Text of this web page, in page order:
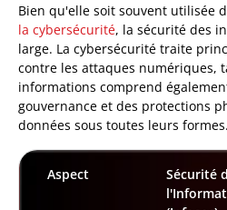
Bien qu'elle soit souvent utilisée
la cybersécurité, la sécurité des
large. La cybersécurité traite
contre les attaques numériques,
informations comprend
gouvernance et des protections
données sous toutes leurs formes.
Aspect
Sécurité